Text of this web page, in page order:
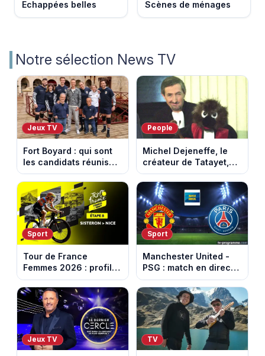
Echappées belles Scènes de ménages
Notre sélection News TV
Jeux TV
Fort Boyard : qui sont
les candidats réunis
par Cyril Féraud ce
samedi 8 août 2026 ?
People
Michel Dejeneffe, le
créateur de Tatayet,
est mort à 77 ans
Sport
Tour de France
Femmes 2026 : profil
et horaires de la 8e
étape entre Sisteron et
Nice
Sport
Manchester United -
PSG : match en direct
sur beIN Sports 1 à
17h00
Jeux TV TV